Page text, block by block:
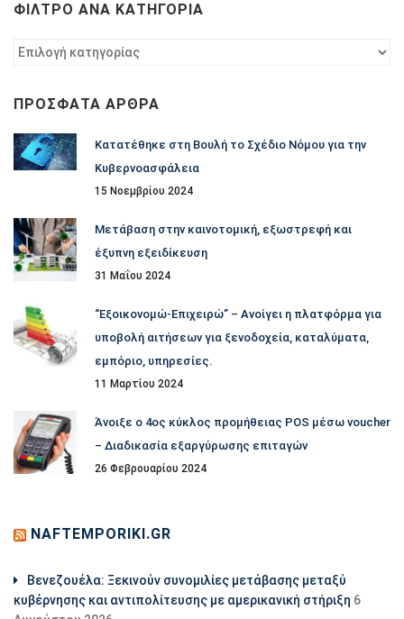
ΦΊΛΤΡΟ ΑΝΆ ΚΑΤΗΓΟΡΊΑ
Φίλτρο
ΠΡΌΣΦΑΤΑ ΆΡΘΡΑ
Κατατέθηκε στη Βουλή το Σχέδιο Νόμου για την
Κυβερνοασφάλεια
15 Νοεμβρίου 2024
Μετάβαση στην καινοτομική, εξωστρεφή και
έξυπνη εξειδίκευση
31 Μαΐου 2024
“Εξοικονομώ-Επιχειρώ” – Ανοίγει η πλατφόρμα για
υποβολή αιτήσεων για ξενοδοχεία, καταλύματα,
εμπόριο, υπηρεσίες.
11 Μαρτίου 2024
Άνοιξε ο 4ος κύκλος προμήθειας POS μέσω voucher
– Διαδικασία εξαργύρωσης επιταγών
26 Φεβρουαρίου 2024
NAFTEMPORIKI.GR
Βενεζουέλα: Ξεκινούν συνομιλίες μετάβασης μεταξύ
κυβέρνησης και αντιπολίτευσης με αμερικανική στήριξη 6